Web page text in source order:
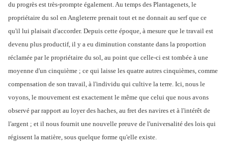
du progrès est très-prompte également. Au temps des Plantagenets, le
propriétaire du sol en Angleterre prenait tout et ne donnait au serf que ce
qu'il lui plaisait d'accorder. Depuis cette époque, à mesure que le travail est
devenu plus productif, il y a eu diminution constante dans la proportion
réclamée par le propriétaire du sol, au point que celle-ci est tombée à une
moyenne d'un cinquième ; ce qui laisse les quatre autres cinquièmes, comme
compensation de son travail, à l'individu qui cultive la terre. Ici, nous le
voyons, le mouvement est exactement le même que celui que nous avons
observé par rapport au loyer des haches, au fret des navires et à l'intérêt de
l'argent ; et il nous fournit une nouvelle preuve de l'universalité des lois qui
régissent la matière, sous quelque forme qu'elle existe.